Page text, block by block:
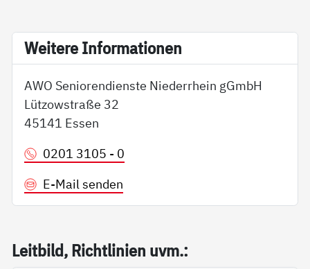
Wei­te­re In­for­ma­tio­nen
AWO Seniorendienste Niederrhein gGmbH
Lützowstraße 32
45141 Essen
0201 3105 - 0
E-Mail senden
Leit­bild, Richt­li­ni­en uvm.: